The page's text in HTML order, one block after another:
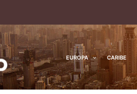
EUROPA CARIBE